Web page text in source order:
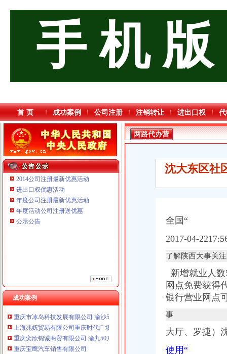
手 机 版
首 页 成功案例 公司注册 注销转让 进出口权
2014公司注册最新优惠活动
进出口权优惠活动
年度公司注册最新优惠活动
年度活动公司注册送优惠
公示公告
成功案例
重庆奕欣锦诚商贸有限公司 渝九50万 （工商注册）
重庆宝鹰汽车销售有限公司
重庆展优科技有限公司 渝中3万 （工商注册）
重庆谦如福商贸有限公司 渝南3万 （公司转让）
重庆恺昶贸易有限公司 渝九 （食品许可证）
上海兆妩贸易有限公司重庆时代广场分公司 渝中 （工商注册）
重庆奕欣锦诚商贸有限公司 渝九50万 （工商注册）
重庆宝鹰汽车销售有限公司
重庆市优研房地产营销策划有限公司
两路代办营
业执照
沈大东区社
全国“
2017-04-
了解陕西大事关
新增就业人
网点免费获得
银行营业网点
事
大厅、罗捷）
使用“